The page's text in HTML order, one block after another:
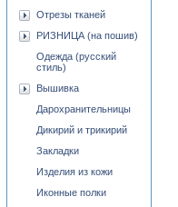
Отрезы тканей
РИЗНИЦА (на пошив)
Одежда (русский
стиль)
Вышивка
Дарохранительницы
Дикирий и трикирий
Закладки
Изделия из кожи
Иконные полки